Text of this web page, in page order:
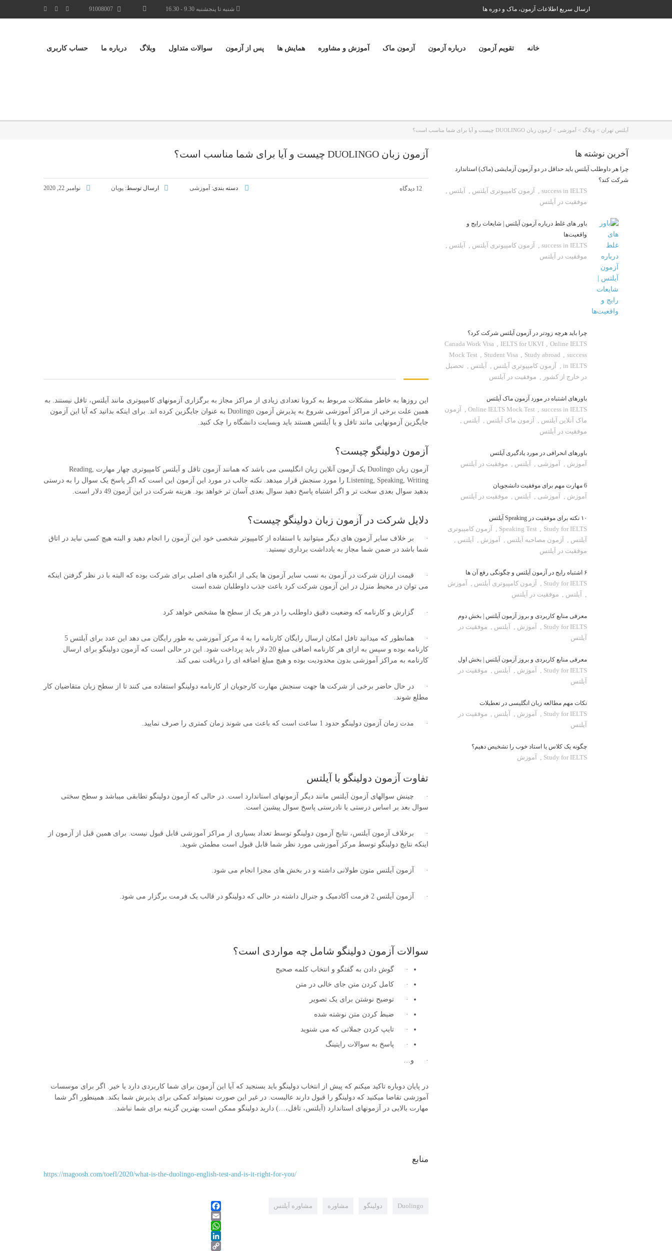
شنبه تا پنجشنبه 9.30 - 16.30 ارسال سریع اطلاعات آزمون، ماک و دوره ها 91008007
خانه تقویم آزمون درباره آزمون آزمون ماک آموزش و مشاوره همایش ها پس از آزمون سوالات متداول وبلاگ درباره ما حساب کاربری
آیلتس تهران > وبلاگ > آموزشی > آزمون زبان DUOLINGO چیست و آیا برای شما مناسب است؟
آزمون زبان DUOLINGO چیست و آیا برای شما مناسب است؟
نوامبر 22, 2020 ارسال توسط: پویان دسته بندی: آموزشی
این روزها به خاطر مشکلات مربوط به کرونا تعدادی زیادی از مراکز مجاز به برگزاری آزمونهای کامپیوتری مانند آیلتس، تافل نیستند. به
همین علت برخی از مراکز آموزشی شروع به پذیرش آزمون Duolingo به عنوان جایگزین کرده اند. برای اینکه بدانید که آیا این آزمون
جایگزین آزمونهایی مانند تافل و یا آیلتس هستند باید وبسایت دانشگاه را چک کنید.
آزمون دولینگو چیست؟
آزمون زبان Duolingo یک آزمون آنلاین زبان انگلیسی می باشد که همانند آزمون تاقل و آیلتس کامپیوتری چهار مهارت Reading,
Listening, Speaking, Writing را مورد سنجش قرار میدهد. نکته جالب در مورد این آزمون این است که اگر پاسخ یک سوال را به درستی
بدهید سوال بعدی سخت تر و اگر اشتباه پاسخ دهید سوال بعدی آسان تر خواهد بود. هزینه شرکت در این آزمون 49 دلار است.
دلایل شرکت در آزمون زبان دولینگو چیست؟
· بر خلاف سایر آزمون های دیگر میتوانید با استفاده از کامپیوتر شخصی خود این آزمون را انجام دهید و البته هیچ کسی نباید در اتاق
شما باشد در ضمن شما مجاز به یادداشت برداری نیستید.
· قیمت ارزان شرکت در آزمون به نسب سایر آزمون ها یکی از انگیزه های اصلی برای شرکت بوده که البته با در نظر گرفتن اینکه
می توان در محیط منزل در این آزمون شرکت کرد باعث جذب داوطلبان شده است
· گزارش و کارنامه که وضعیت دقیق داوطلب را در هر یک از سطح ها مشخص خواهد کرد
· همانطور که میدانید تافل امکان ارسال رایگان کارنامه را به 4 مرکز آموزشی به طور رایگان می دهد این عدد برای آیلتس 5
کارنامه بوده و سپس به ازای هر کارنامه اضافی مبلغ 20 دلار باید پرداخت شود. این در حالی است که آزمون دولینگو برای ارسال
کارنامه به مراکز آموزشی بدون محدودیت بوده و هیچ مبلغ اضافه ای را دریافت نمی کند.
· در حال حاضر برخی از شرکت ها جهت سنجش مهارت کارجویان از کارنامه دولینگو استفاده می کنند تا از سطح زبان متقاضیان کار
مطلع شوند.
· مدت زمان آزمون دولینگو حدود 1 ساعت است که باعث می شوند زمان کمتری را صرف نمایید.
تفاوت آزمون دولینگو با آیلتس
· چینش سوالهای آزمون آیلتس مانند دیگر آزمونهای استاندارد است. در حالی که آزمون دولینگو تطابقی میباشد و سطح سختی
سوال بعد بر اساس درستی یا نادرستی پاسخ سوال پیشین است.
· برخلاف آزمون آیلتس، نتایج آزمون دولینگو توسط تعداد بسیاری از مراکز آموزشی قابل قبول نیست. برای همین قبل از آزمون از
اینکه نتایج دولینگو توسط مرکز آموزشی مورد نظر شما قابل قبول است مطمئن شوید.
· آزمون آیلتس متون طولانی داشته و در بخش های مجزا انجام می شود.
· آزمون آیلتس 2 فرمت آکادمیک و جنرال داشته در حالی که دولینگو در قالب یک فرمت برگزار می شود.
سوالات آزمون دولینگو شامل چه مواردی است؟
· گوش دادن به گفتگو و انتخاب کلمه صحیح
· کامل کردن متن جای خالی در متن
· توضیح نوشتن برای یک تصویر
· ضبط کردن متن نوشته شده
· تایپ کردن جملاتی که می شنوید
· پاسخ به سوالات رایتینگ
· و…
در پایان دوباره تاکید میکنم که پیش از انتخاب دولینگو باید بسنجید که آیا این آزمون برای شما کاربردی دارد یا خیر. اگر برای موسسات
آموزشی تقاضا میکنید که دولینگو را قبول دارند عالیست. در غیر این صورت نمیتواند کمکی برای پذیرش شما بکند. همینطور اگر شما
مهارت بالایی در آزمونهای استاندارد (آیلتس، تافل،…) دارید دولینگو ممکن است بهترین گزینه برای شما نباشد.
منابع
https://magoosh.com/toefl/2020/what-is-the-duolingo-english-test-and-is-it-right-for-you/
Facebook
Email
WhatsApp
LinkedIn
Duolingo دولینگو مشاوره مشاوره آیلتس
آخرین نوشته ها
چرا هر داوطلب آیلتس باید حداقل در دو آزمون آزمایشی (ماک) استاندارد
شرکت کند؟
success in IELTS
, آزمون کامپیوتری آیلتس , آیلتس ,
موفقیت در آیلتس
باور های غلط درباره آزمون آیلتس | شایعات رایج و
واقعیت‌ها
success in IELTS
, آزمون کامپیوتری آیلتس , آیلتس ,
موفقیت در آیلتس
چرا باید هرچه زودتر در آزمون آیلتس شرکت کرد؟
Canada Work Visa , IELTS for UKVI , Online IELTS
Mock Test , Student Visa , Study abroad , success
in IELTS
, آزمون کامپیوتری آیلتس , آیلتس , تحصیل
در خارج از کشور , موفقیت در آیلتس
باورهای اشتباه در مورد آزمون ماک آیلتس
Online IELTS Mock Test , success in IELTS
,
آزمون
ماک آنلاین آیلتس , آزمون ماک آیلتس , آیلتس ,
موفقیت در آیلتس
باورهای انحرافی در مورد یادگیری آیلتس
آموزش , آموزشی , آیلتس , موفقیت در آیلتس
6 مهارت مهم برای موفقیت دانشجویان
آموزش , آموزشی , آیلتس , موفقیت در آیلتس
۱۰ نکته برای موفقیت در Speaking آیلتس
Speaking Test , Study for IELTS
,
آزمون کامپیوتری
آیلتس , آزمون مصاحبه آیلتس , آموزش , آیلتس ,
موفقیت در آیلتس
۶ اشتباه رایج در آزمون آیلتس و چگونگی رفع آن ها
Study for IELTS
, آزمون کامپیوتری آیلتس ,
آموزش
,
آیلتس , موفقیت در آیلتس
معرفی منابع کاربردی و بروز آزمون آیلتس | بخش دوم
Study for IELTS
, آموزش , آیلتس , موفقیت در
آیلتس
معرفی منابع کاربردی و بروز آزمون آیلتس | بخش اول
Study for IELTS
, آموزش , آیلتس , موفقیت در
آیلتس
نکات مهم مطالعه زبان انگلیسی در تعطیلات
Study for IELTS
, آموزش , آیلتس , موفقیت در
آیلتس
چگونه یک کلاس یا استاد خوب را تشخیص دهیم؟
Study for IELTS
, آموزش